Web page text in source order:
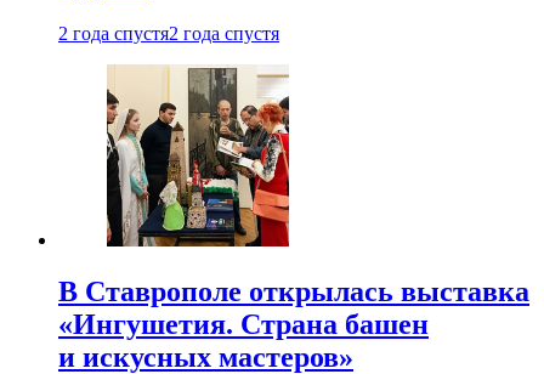
2 года спустя2 года спустя
В Ставрополе открылась выставка
«Ингушетия. Страна башен
и искусных мастеров»